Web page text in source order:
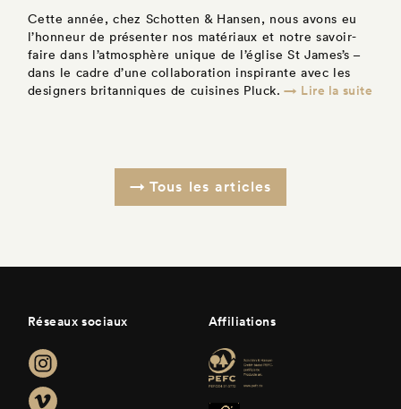
Cette année, chez Schotten & Hansen, nous avons eu
l’honneur de présenter nos matériaux et notre savoir-
faire dans l’atmosphère unique de l’église St James’s –
dans le cadre d’une collaboration inspirante avec les
designers britanniques de cuisines Pluck. → Lire la suite
Tous les articles
Réseaux sociaux Affiliations